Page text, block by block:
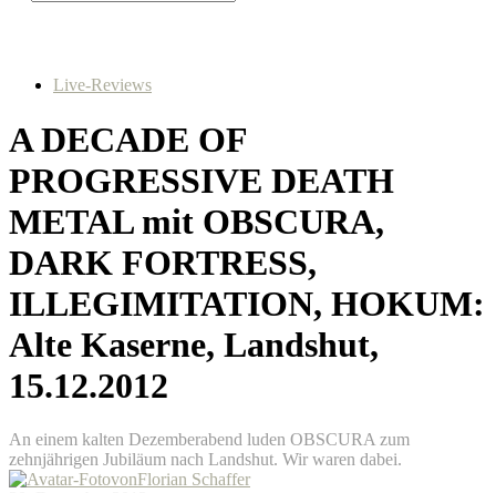
Live-Reviews
A DECADE OF
PROGRESSIVE DEATH
METAL mit OBSCURA,
DARK FORTRESS,
ILLEGIMITATION, HOKUM:
Alte Kaserne, Landshut,
15.12.2012
An einem kalten Dezemberabend luden OBSCURA zum
zehnjährigen Jubiläum nach Landshut. Wir waren dabei.
vonFlorian Schaffer